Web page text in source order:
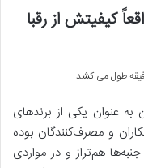
کیفیتش از رقبا
به عنوان یکی از برندهای
و مصرف‌کنندگان بوده
هم‌تراز و در مواردی